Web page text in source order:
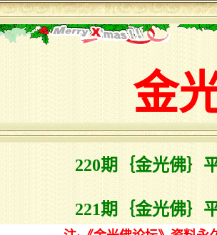
金
220期｛金光佛｝
221期｛金光佛｝